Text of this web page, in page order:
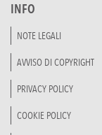
INFO
NOTE LEGALI
AVVISO DI COPYRIGHT
PRIVACY POLICY
COOKIE POLICY